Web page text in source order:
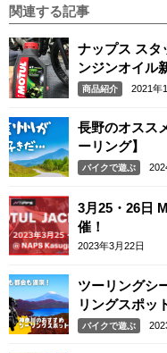
関連する記事
ナップス スタ
ンジンオイル
MOTUL
商品紹介 2021年
長野のオスス
ーリング】
バイクで遊ぶ
3月25・26日
催！
2023年3月22日
ツーリングシ
リングスポッ
バイクで遊ぶ